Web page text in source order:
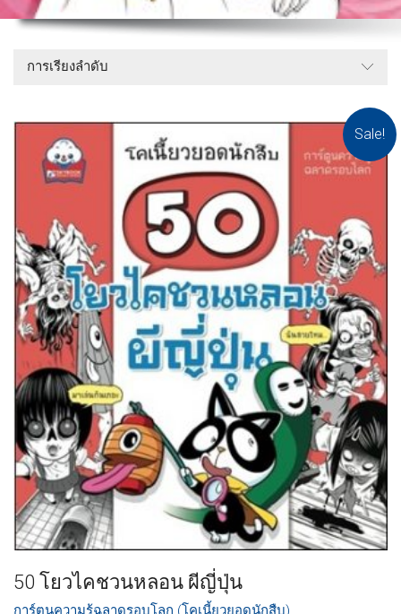
การเรียงลำดับ
Sale!
50 โยวไคชวนหลอน ผีญี่ปุ่น
การ์ตูนความรู้ฉลาดรอบโลก (โคเนี้ยวยอดนักสืบ)